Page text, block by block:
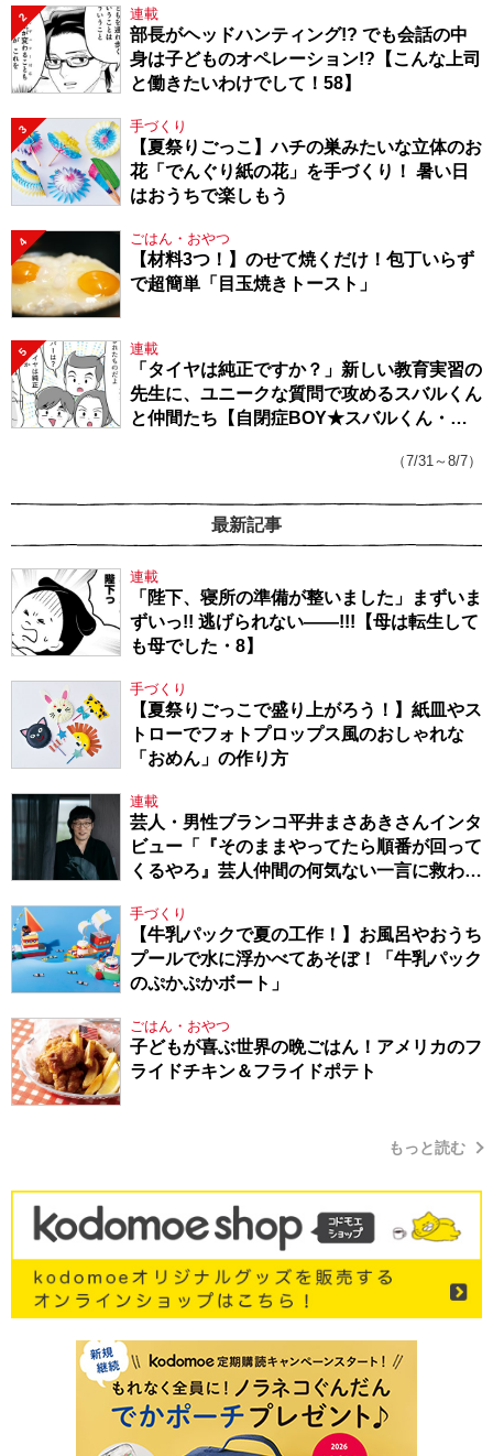
2 連載
部長がヘッドハンティング!? でも会話の中
身は子どものオペレーション!?【こんな上司
と働きたいわけでして！58】
3 手づくり
【夏祭りごっこ】ハチの巣みたいな立体のお
花「でんぐり紙の花」を手づくり！ 暑い日
はおうちで楽しもう
4 ごはん・おやつ
【材料3つ！】のせて焼くだけ！包丁いらず
で超簡単「目玉焼きトースト」
5 連載
「タイヤは純正ですか？」新しい教育実習の
先生に、ユニークな質問で攻めるスバルくん
と仲間たち【自閉症BOY★スバルくん・
（7/31～8/7）
最新記事
連載
「陛下、寝所の準備が整いました」まずいま
ずいっ!! 逃げられない――!!!【母は転生して
も母でした・8】
手づくり
【夏祭りごっこで盛り上がろう！】紙皿やス
トローでフォトプロップス風のおしゃれな
「おめん」の作り方
連載
芸人・男性ブランコ平井まさあきさんインタ
ビュー「『そのままやってたら順番が回って
くるやろ』芸人仲間の何気ない一言に救われ
手づくり
【牛乳パックで夏の工作！】お風呂やおうち
プールで水に浮かべてあそぼ！「牛乳パック
のぷかぷかボート」
ごはん・おやつ
子どもが喜ぶ世界の晩ごはん！アメリカのフ
ライドチキン＆フライドポテト
もっと読む